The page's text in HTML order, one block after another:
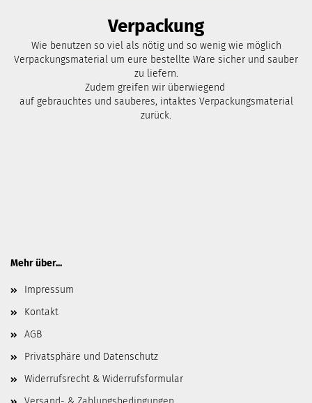
Verpackung
Wie benutzen so viel als nötig und so wenig wie möglich
Verpackungsmaterial um eure bestellte Ware sicher und sauber
zu liefern.
Zudem greifen wir überwiegend
auf gebrauchtes und sauberes, intaktes Verpackungsmaterial
zurück.
Mehr über...
Impressum
Kontakt
AGB
Privatsphäre und Datenschutz
Widerrufsrecht & Widerrufsformular